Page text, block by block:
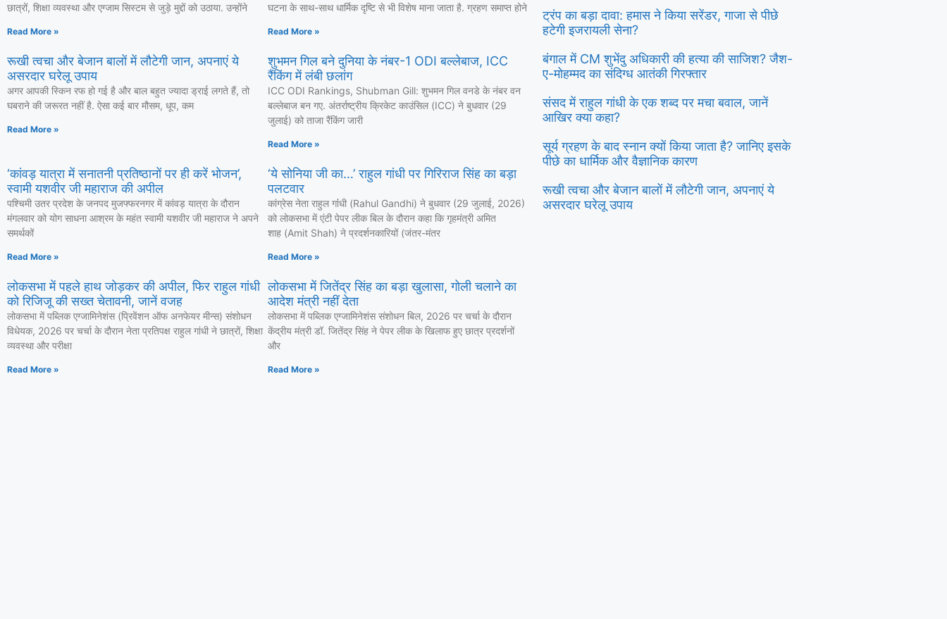
छात्रों, शिक्षा व्यवस्था और एग्जाम सिस्टम से जुड़े मुद्दों को उठाया. उन्होंने
Read More »
घटना के साथ-साथ धार्मिक दृष्टि से भी विशेष माना जाता है. ग्रहण समाप्त होने
Read More »
रूखी त्वचा और बेजान बालों में लौटेगी जान, अपनाएं ये
असरदार घरेलू उपाय
अगर आपकी स्किन रफ हो गई है और बाल बहुत ज्यादा ड्राई लगते हैं, तो
घबराने की जरूरत नहीं है. ऐसा कई बार मौसम, धूप, कम
Read More »
शुभमन गिल बने दुनिया के नंबर-1 ODI बल्लेबाज, ICC
रैंकिंग में लंबी छलांग
ICC ODI Rankings, Shubman Gill: शुभमन गिल वनडे के नंबर वन
बल्लेबाज बन गए. अंतर्राष्ट्रीय क्रिकेट काउंसिल (ICC) ने बुधवार (29
जुलाई) को ताजा रैंकिंग जारी
Read More »
‘कांवड़ यात्रा में सनातनी प्रतिष्ठानों पर ही करें भोजन’,
स्वामी यशवीर जी महाराज की अपील
पश्चिमी उतर प्रदेश के जनपद मुजफ्फरनगर में कांवड़ यात्रा के दौरान
मंगलवार को योग साधना आश्रम के महंत स्वामी यशवीर जी महाराज ने अपने
समर्थकों
Read More »
‘ये सोनिया जी का…’ राहुल गांधी पर गिरिराज सिंह का बड़ा
पलटवार
कांग्रेस नेता राहुल गांंधी (Rahul Gandhi) ने बुधवार (29 जुलाई, 2026)
को लोकसभा में एंटी पेपर लीक बिल के दौरान कहा कि गृहमंत्री अमित
शाह (Amit Shah) ने प्रदर्शनकारियों (जंतर-मंतर
Read More »
लोकसभा में पहले हाथ जोड़कर की अपील, फिर राहुल गांधी
को रिजिजू की सख्त चेतावनी, जानें वजह
लोकसभा में पब्लिक एग्जामिनेशंस (प्रिवेंशन ऑफ अनफेयर मीन्स) संशोधन
विधेयक, 2026 पर चर्चा के दौरान नेता प्रतिपक्ष राहुल गांधी ने छात्रों, शिक्षा
व्यवस्था और परीक्षा
Read More »
लोकसभा में जितेंद्र सिंह का बड़ा खुलासा, गोली चलाने का
आदेश मंत्री नहीं देता
लोकसभा में पब्लिक एग्जामिनेशंस संशोधन बिल, 2026 पर चर्चा के दौरान
केंद्रीय मंत्री डॉ. जितेंद्र सिंह ने पेपर लीक के खिलाफ हुए छात्र प्रदर्शनों
और
Read More »
ट्रंप का बड़ा दावा: हमास ने किया सरेंडर, गाजा से पीछे
हटेगी इजरायली सेना?
बंगाल में CM शुभेंदु अधिकारी की हत्या की साजिश? जैश-
ए-मोहम्मद का संदिग्ध आतंकी गिरफ्तार
संसद में राहुल गांधी के एक शब्द पर मचा बवाल, जानें
आखिर क्या कहा?
सूर्य ग्रहण के बाद स्नान क्यों किया जाता है? जानिए इसके
पीछे का धार्मिक और वैज्ञानिक कारण
रूखी त्वचा और बेजान बालों में लौटेगी जान, अपनाएं ये
असरदार घरेलू उपाय